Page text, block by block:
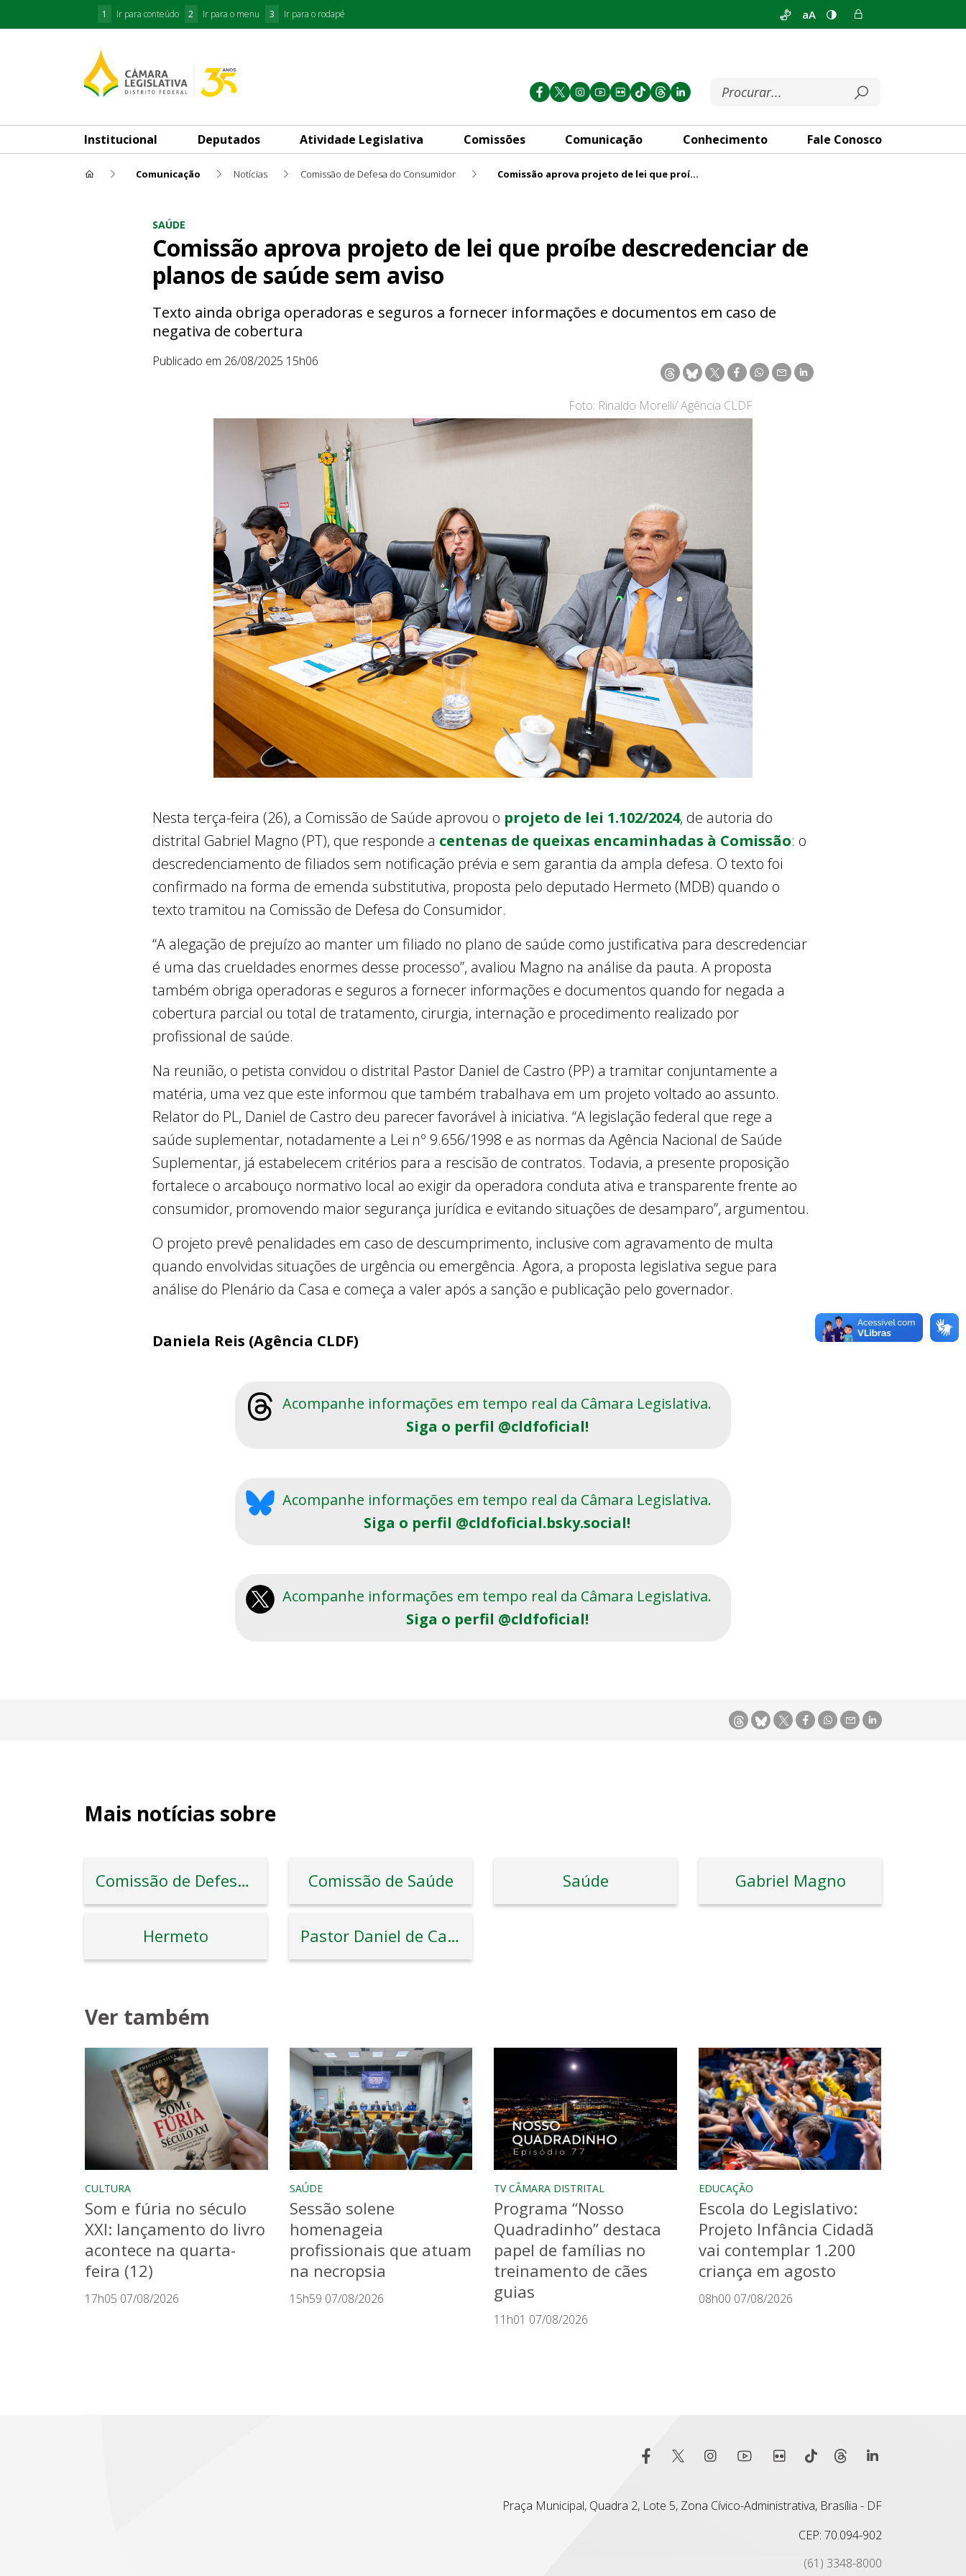
1 Ir para conteúdo 2 Ir para o menu 3 Ir para o rodapé aA
Institucional Deputados Atividade Legislativa Comissões Comunicação Conhecimento Fale Conosco
Comunicação Notícias Comissão de Defesa do Consumidor Comissão aprova projeto de lei que proíbe descredenciar de planos de saúde sem aviso
SAÚDE
Comissão aprova projeto de lei que proíbe descredenciar de
planos de saúde sem aviso
Texto ainda obriga operadoras e seguros a fornecer informações e documentos em caso de
negativa de cobertura
Publicado em 26/08/2025 15h06
Foto: Rinaldo Morelli/ Agência CLDF
Nesta terça-feira (26), a Comissão de Saúde aprovou o projeto de lei 1.102/2024, de autoria do
distrital Gabriel Magno (PT), que responde a centenas de queixas encaminhadas à Comissão: o
descredenciamento de filiados sem notificação prévia e sem garantia da ampla defesa. O texto foi
confirmado na forma de emenda substitutiva, proposta pelo deputado Hermeto (MDB) quando o
texto tramitou na Comissão de Defesa do Consumidor.
“A alegação de prejuízo ao manter um filiado no plano de saúde como justificativa para descredenciar
é uma das crueldades enormes desse processo”, avaliou Magno na análise da pauta. A proposta
também obriga operadoras e seguros a fornecer informações e documentos quando for negada a
cobertura parcial ou total de tratamento, cirurgia, internação e procedimento realizado por
profissional de saúde.
Na reunião, o petista convidou o distrital Pastor Daniel de Castro (PP) a tramitar conjuntamente a
matéria, uma vez que este informou que também trabalhava em um projeto voltado ao assunto.
Relator do PL, Daniel de Castro deu parecer favorável à iniciativa. “A legislação federal que rege a
saúde suplementar, notadamente a Lei nº 9.656/1998 e as normas da Agência Nacional de Saúde
Suplementar, já estabelecem critérios para a rescisão de contratos. Todavia, a presente proposição
fortalece o arcabouço normativo local ao exigir da operadora conduta ativa e transparente frente ao
consumidor, promovendo maior segurança jurídica e evitando situações de desamparo”, argumentou.
O projeto prevê penalidades em caso de descumprimento, inclusive com agravamento de multa
quando envolvidas situações de urgência ou emergência. Agora, a proposta legislativa segue para
análise do Plenário da Casa e começa a valer após a sanção e publicação pelo governador.
Daniela Reis (Agência CLDF)
Acompanhe informações em tempo real da Câmara Legislativa.
Siga o perfil @cldfoficial!
Acompanhe informações em tempo real da Câmara Legislativa.
Siga o perfil @cldfoficial.bsky.social!
Acompanhe informações em tempo real da Câmara Legislativa.
Siga o perfil @cldfoficial!
Mais notícias sobre
Comissão de Defesa do Consumidor Comissão de Saúde Saúde Gabriel Magno
Hermeto Pastor Daniel de Castro
Ver também
CULTURA
Som e fúria no século
XXI: lançamento do livro
acontece na quarta-
feira (12)
17h05 07/08/2026
SAÚDE
Sessão solene
homenageia
profissionais que atuam
na necropsia
15h59 07/08/2026
TV CÂMARA DISTRITAL
Programa “Nosso
Quadradinho” destaca
papel de famílias no
treinamento de cães
guias
11h01 07/08/2026
EDUCAÇÃO
Escola do Legislativo:
Projeto Infância Cidadã
vai contemplar 1.200
criança em agosto
08h00 07/08/2026
Praça Municipal, Quadra 2, Lote 5, Zona Cívico-Administrativa, Brasília - DF
CEP: 70.094-902
(61) 3348-8000